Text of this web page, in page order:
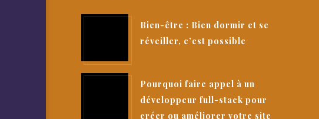
Bien-être : Bien dormir et se
réveiller, c’est possible
Pourquoi faire appel à un
développeur full-stack pour
créer ou améliorer votre site